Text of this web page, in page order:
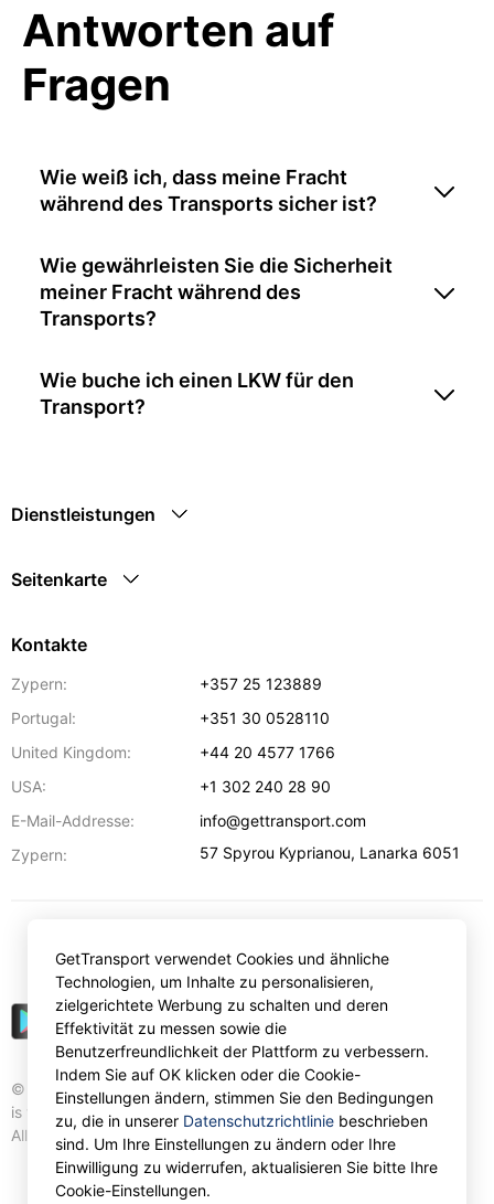
Antworten auf
Fragen
Wie weiß ich, dass meine Fracht
während des Transports sicher ist?
Wie gewährleisten Sie die Sicherheit
meiner Fracht während des
Transports?
Wie buche ich einen LKW für den
Transport?
Dienstleistungen
Seitenkarte
Kontakte
Zypern:
+357 25 123889
Portugal:
+351 30 0528110
United Kingdom:
+44 20 4577 1766
USA:
+1 302 240 28 90
E-Mail-Addresse:
info@gettransport.com
Zypern:
57 Spyrou Kyprianou, Lanarka 6051
© Gettransport International Limited. GetTransport®
is trademark of Gettransport International Limited.
All rights reserved.
EURGetTransport verwendet Cookies und ähnliche
Technologien, um Inhalte zu personalisieren,
zielgerichtete Werbung zu schalten und deren
Effektivität zu messen sowie die
Benutzerfreundlichkeit der Plattform zu verbessern.
Indem Sie auf OK klicken oder die Cookie-
Einstellungen ändern, stimmen Sie den Bedingungen
zu, die in unserer Datenschutzrichtlinie beschrieben
sind. Um Ihre Einstellungen zu ändern oder Ihre
Einwilligung zu widerrufen, aktualisieren Sie bitte Ihre
Cookie-Einstellungen.